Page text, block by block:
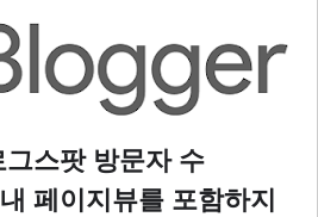
스팟 방문자 수
페이지뷰를 포함하지